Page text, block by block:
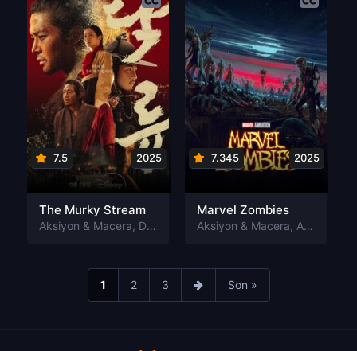
7.5 2025
The Murky Stream
Aksiyon & Macera, Dram
7.345 2025
Marvel Zombies
Aksiyon & Macera, Animasyon
1 2 3 Son »